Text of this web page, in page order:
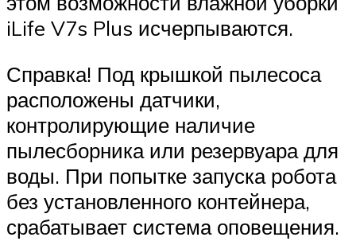
iLife V7s Plus исчерпываются.
Справка! Под крышкой пылесоса
расположены датчики,
контролирующие наличие
пылесборника или резервуара для
воды. При попытке запуска робота
без установленного контейнера,
срабатывает система оповещения.